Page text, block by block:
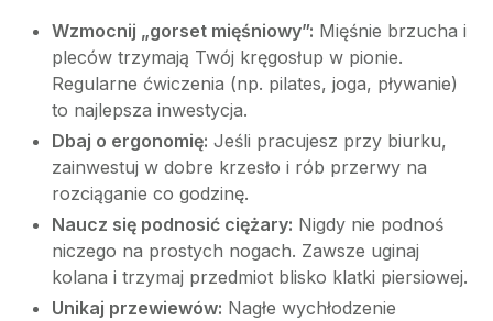
Wzmocnij „gorset mięśniowy”: Mięśnie brzucha i
pleców trzymają Twój kręgosłup w pionie.
Regularne ćwiczenia (np. pilates, joga, pływanie)
to najlepsza inwestycja.
Dbaj o ergonomię: Jeśli pracujesz przy biurku,
zainwestuj w dobre krzesło i rób przerwy na
rozciąganie co godzinę.
Naucz się podnosić ciężary: Nigdy nie podnoś
niczego na prostych nogach. Zawsze uginaj
kolana i trzymaj przedmiot blisko klatki piersiowej.
Unikaj przewiewów: Nagłe wychłodzenie